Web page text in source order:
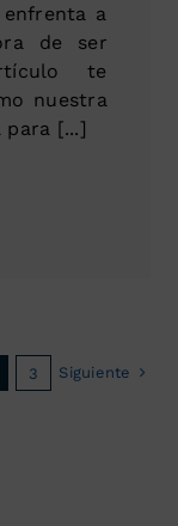
a
de ser
te
nuestra
para [...]
3 Siguiente